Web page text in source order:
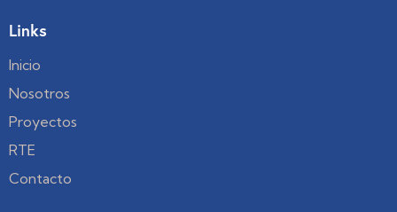
Links
Inicio
Nosotros
Proyectos
RTE
Contacto